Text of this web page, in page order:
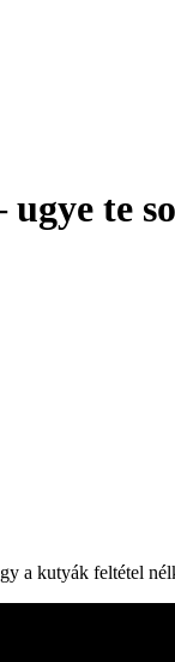
te
a kutyák feltétel